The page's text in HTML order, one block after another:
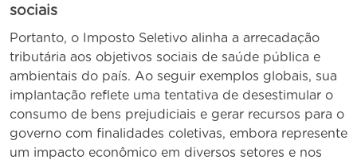
sociais
Portanto, o Imposto Seletivo alinha a arrecadação
tributária aos objetivos sociais de saúde pública e
ambientais do país. Ao seguir exemplos globais, sua
implantação reflete uma tentativa de desestimular o
consumo de bens prejudiciais e gerar recursos para o
governo com finalidades coletivas, embora represente
um impacto econômico em diversos setores e nos